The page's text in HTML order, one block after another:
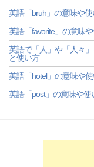
英語「bruh」の意味や
英語「favorite」の意味
英語で「人」や「人々
と使い方
英語「hotel」の意味や
英語「post」の意味や